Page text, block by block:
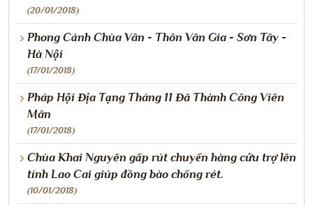
(20/01/2018)
Phong Cảnh Chùa Vân - Thôn Vân Gia - Sơn Tây -
Hà Nội
(17/01/2018)
Pháp Hội Địa Tạng Tháng 11 Đã Thành Công Viên
Mãn
(17/01/2018)
Chùa Khai Nguyên gấp rút chuyển hàng cứu trợ lên
tỉnh Lao Cai giúp đồng bào chống rét.
(10/01/2018)